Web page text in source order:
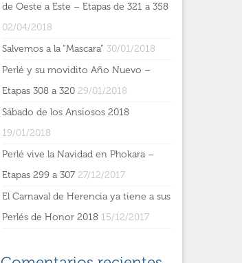
de Oeste a Este – Etapas de 321 a 358
02/04/2018
Salvemos a la “Mascara” 30/01/2018
Perlé y su movidito Año Nuevo –
Etapas 308 a 320 29/01/2018
Sábado de los Ansiosos 2018
19/01/2018
Perlé vive la Navidad en Phokara –
Etapas 299 a 307 27/12/2017
El Carnaval de Herencia ya tiene a sus
Perlés de Honor 2018 15/12/2017